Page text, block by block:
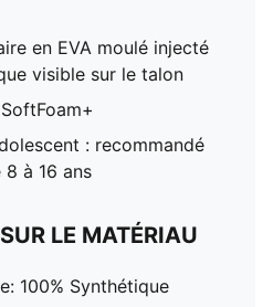
en EVA moulé injecté
visible sur le talon
: recommandé
à 16 ans
LE MATÉRIAU
100% Synthétique